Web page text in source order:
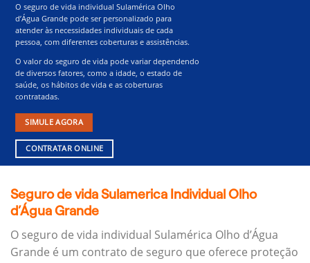
O seguro de vida individual Sulamérica Olho
d’Água Grande pode ser personalizado para
atender às necessidades individuais de cada
pessoa, com diferentes coberturas e assistências.
O valor do seguro de vida pode variar dependendo
de diversos fatores, como a idade, o estado de
saúde, os hábitos de vida e as coberturas
contratadas.
SIMULE AGORA
CONTRATAR ONLINE
Seguro de vida Sulamerica Individual Olho
d’Água Grande
O seguro de vida individual Sulamérica Olho d’Água
Grande é um contrato de seguro que oferece proteção